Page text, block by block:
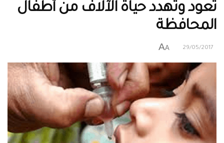
تعود وتهدد حياة الآلاف من أطفال
المحافظة
29/05/2017
A
A